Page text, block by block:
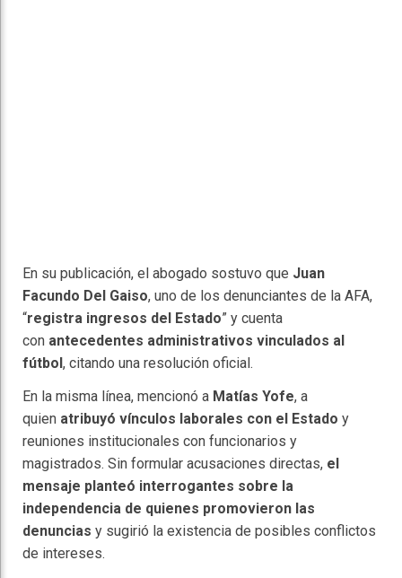
En su publicación, el abogado sostuvo que Juan
Facundo Del Gaiso, uno de los denunciantes de la AFA,
“registra ingresos del Estado” y cuenta
con antecedentes administrativos vinculados al
fútbol, citando una resolución oficial.
En la misma línea, mencionó a Matías Yofe, a
quien atribuyó vínculos laborales con el Estado y
reuniones institucionales con funcionarios y
magistrados. Sin formular acusaciones directas, el
mensaje planteó interrogantes sobre la
independencia de quienes promovieron las
denuncias y sugirió la existencia de posibles conflictos
de intereses.